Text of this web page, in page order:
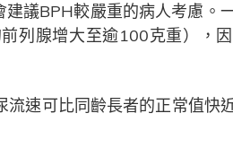
議BPH較嚴重的病人考慮。
列腺增大至逾100克重），
速可比同齡長者的正常值快